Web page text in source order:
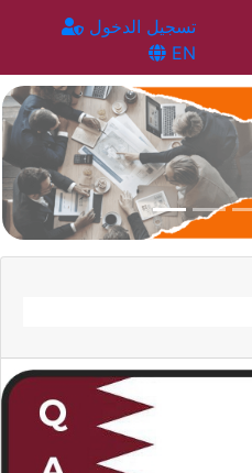
تسجيل الدخول
EN